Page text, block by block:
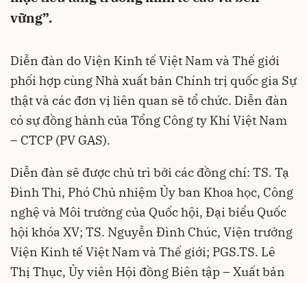
vững”.
Diễn đàn do Viện Kinh tế Việt Nam và Thế giới
phối hợp cùng Nhà xuất bản Chính trị quốc gia Sự
thật và các đơn vị liên quan sẽ tổ chức. Diễn đàn
có sự đồng hành của Tổng Công ty Khí Việt Nam
– CTCP (PV GAS).
Diễn đàn sẽ được chủ trì bởi các đồng chí: TS. Tạ
Đình Thi, Phó Chủ nhiệm Ủy ban Khoa học, Công
nghệ và Môi trường của Quốc hội, Đại biểu Quốc
hội khóa XV; TS. Nguyễn Đình Chúc, Viện trưởng
Viện Kinh tế Việt Nam và Thế giới; PGS.TS. Lê
Thị Thục, Ủy viên Hội đồng Biên tập – Xuất bản